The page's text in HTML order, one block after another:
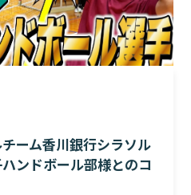
ーム香川銀行シラソル
ンドボール部様とのコ